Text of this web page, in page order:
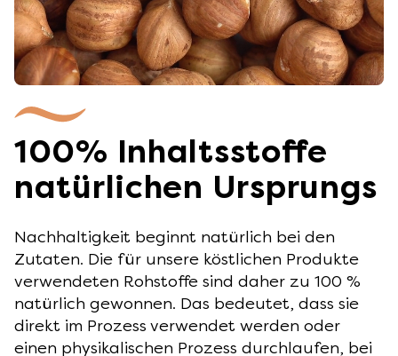
100% Inhaltsstoffe
natürlichen Ursprungs
Nachhaltigkeit beginnt natürlich bei den
Zutaten. Die für unsere köstlichen Produkte
verwendeten Rohstoffe sind daher zu 100 %
natürlich gewonnen. Das bedeutet, dass sie
direkt im Prozess verwendet werden oder
einen physikalischen Prozess durchlaufen, bei